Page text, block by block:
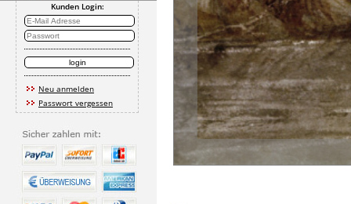
Kunden Login:
Neu anmelden
Passwort vergessen